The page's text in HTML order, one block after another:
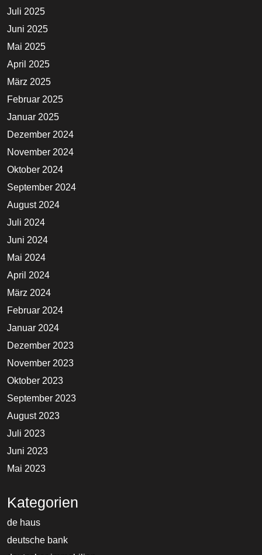
Juli 2025
Juni 2025
Mai 2025
April 2025
März 2025
Februar 2025
Januar 2025
Dezember 2024
November 2024
Oktober 2024
September 2024
August 2024
Juli 2024
Juni 2024
Mai 2024
April 2024
März 2024
Februar 2024
Januar 2024
Dezember 2023
November 2023
Oktober 2023
September 2023
August 2023
Juli 2023
Juni 2023
Mai 2023
Kategorien
de haus
deutsche bank